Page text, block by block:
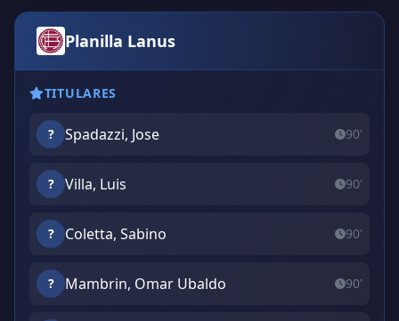
Planilla Lanus
TITULARES
? Spadazzi, Jose 90'
? Villa, Luis 90'
? Coletta, Sabino 90'
? Mambrin, Omar Ubaldo 90'